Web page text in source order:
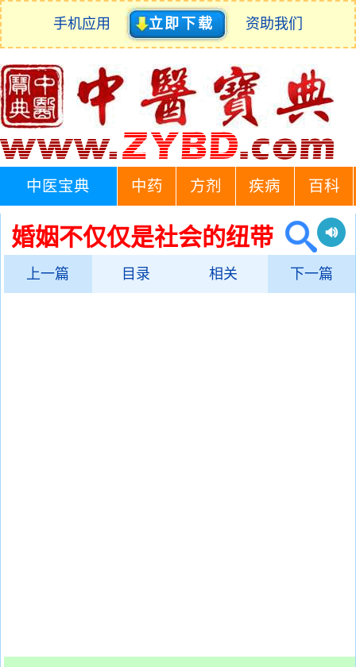
手机应用 立即下载 资助我们
中医宝典 中药 方剂 疾病 百科
婚姻不仅仅是社会的纽带
上一篇 目录 相关 下一篇